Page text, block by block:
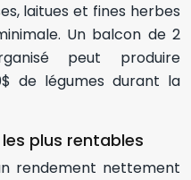
laitues et fines herbes
Un balcon de 2
peut produire
de légumes durant la
plus rentables
rendement nettement